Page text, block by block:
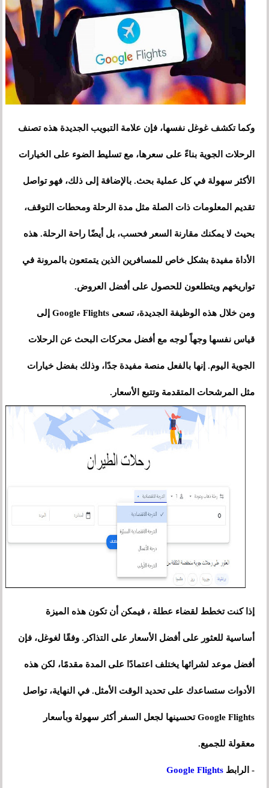
وكما تكشف غوغل نفسها، فإن علامة التبويب الجديدة هذه تصنف
الرحلات الجوية بناءً على سعرها، مع تسليط الضوء على الخيارات
الأكثر سهولة في كل عملية بحث. بالإضافة إلى ذلك، فهو تواصل
تقديم المعلومات ذات الصلة مثل مدة الرحلة ومحطات التوقف،
بحيث لا يمكنك مقارنة السعر فحسب، بل أيضًا راحة الرحلة. هذه
الأداة مفيدة بشكل خاص للمسافرين الذين يتمتعون بالمرونة في
تواريخهم ويتطلعون للحصول على أفضل العروض.
ومن خلال هذه الوظيفة الجديدة، تسعى Google Flights إلى
قياس نفسها وجهاً لوجه مع أفضل محركات البحث عن الرحلات
الجوية اليوم. إنها بالفعل منصة مفيدة جدًا، وذلك بفضل خيارات
مثل المرشحات المتقدمة وتتبع الأسعار.
إذا كنت تخطط لقضاء عطلة ، فيمكن أن تكون هذه الميزة
أساسية للعثور على أفضل الأسعار على التذاكر. وفقًا لغوغل، فإن
أفضل موعد لشرائها يختلف اعتمادًا على المدة مقدمًا، لكن هذه
الأدوات ستساعدك على تحديد الوقت الأمثل. في النهاية، تواصل
Google Flights تحسينها لجعل السفر أكثر سهولة وبأسعار
معقولة للجميع.
- الرابطGoogle Flights